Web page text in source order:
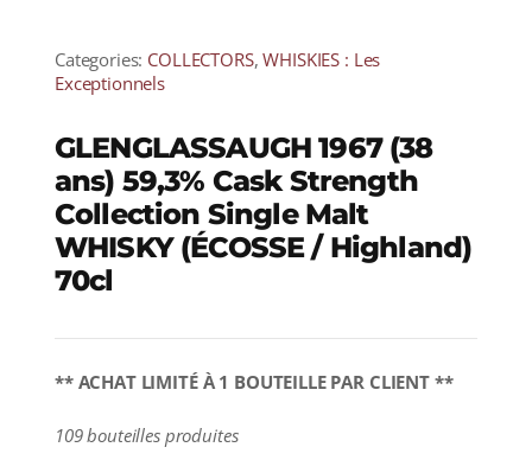
Categories: COLLECTORS,WHISKIES : Les
Exceptionnels
GLENGLASSAUGH 1967 (38
ans) 59,3% Cask Strength
Collection Single Malt
WHISKY (ÉCOSSE / Highland)
70cl
** ACHAT LIMITÉ À 1 BOUTEILLE PAR CLIENT **
109 bouteilles produites